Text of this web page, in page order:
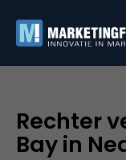
Rechter
Bay in